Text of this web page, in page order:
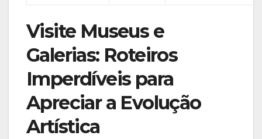
Visite Museus ‍e
Galerias: Roteiros
Imperdíveis para⁣
Apreciar a Evolução
Artística